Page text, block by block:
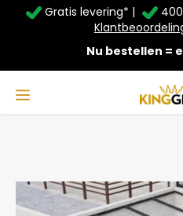
Service &
Afhalen
Taal
Deutsch
Gratis levering* |
Nu bestellen =
Zomer Deals: Tot 20%
veranda's +€20
Carport in antraciet van 4,06 x